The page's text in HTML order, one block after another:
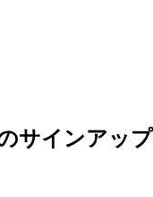
サインアッ